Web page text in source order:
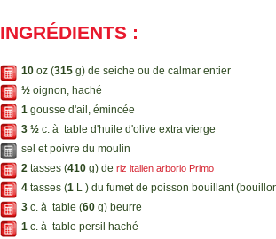
INGRÉDIENTS :
10 oz (315g) de seiche ou de calmar entier
½oignon, haché
1 gousse d'ail, émincée
3 ½c. à table d'huile d'olive extra vierge
sel et poivre du moulin
2 tasses (410g) de riz italien arborio Primo
4 tasses (1L ) du fumet de poisson bouillant
3 c. à table (60g) beurre
1 c. à table persil haché